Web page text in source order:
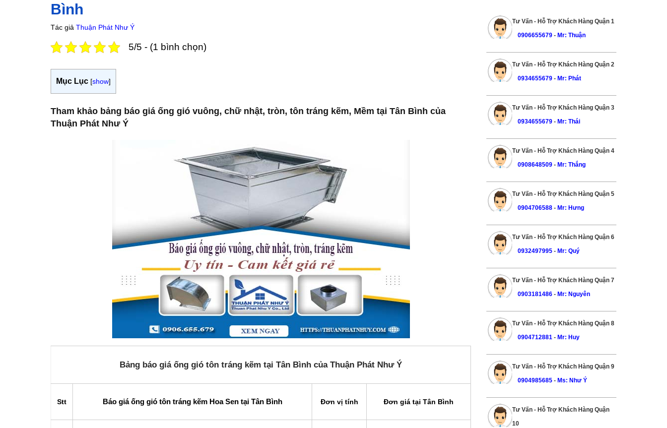
Bình
Tác giả Thuận Phát Như Ý
5/5 - (1 bình chọn)
Mục Lục [show]
Tham khảo bảng báo giá ống gió vuông, chữ nhật, tròn, tôn tráng kẽm, Mềm tại Tân Bình của
Thuận Phát Như Ý
Bảng báo giá ống gió tôn tráng kẽm tại Tân Bình của Thuận Phát Như Ý
Stt Báo giá ống gió tôn tráng kẽm Hoa Sen tại Tân Bình Đơn vị tính Đơn giá tại Tân Bình
Tư Vấn - Hỗ Trợ Khách Hàng Quận 1
0906655679 - Mr: Thuận
Tư Vấn - Hỗ Trợ Khách Hàng Quận 2
0934655679 - Mr: Phát
Tư Vấn - Hỗ Trợ Khách Hàng Quận 3
0934655679 - Mr: Thái
Tư Vấn - Hỗ Trợ Khách Hàng Quận 4
0908648509 - Mr: Thắng
Tư Vấn - Hỗ Trợ Khách Hàng Quận 5
0904706588 - Mr: Hưng
Tư Vấn - Hỗ Trợ Khách Hàng Quận 6
0932497995 - Mr: Quý
Tư Vấn - Hỗ Trợ Khách Hàng Quận 7
0903181486 - Mr: Nguyên
Tư Vấn - Hỗ Trợ Khách Hàng Quận 8
0904712881 - Mr: Huy
Tư Vấn - Hỗ Trợ Khách Hàng Quận 9
0904985685 - Ms: Như Ý
Tư Vấn - Hỗ Trợ Khách Hàng Quận
10